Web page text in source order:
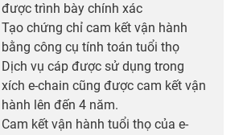
được trình bày chính xác
Tạo chứng chỉ cam kết vận hành
bằng công cụ tính toán tuổi thọ
Dịch vụ cáp được sử dụng trong
xích e-chain cũng được cam kết vận
hành lên đến 4 năm.
Cam kết vận hành tuổi thọ của e-